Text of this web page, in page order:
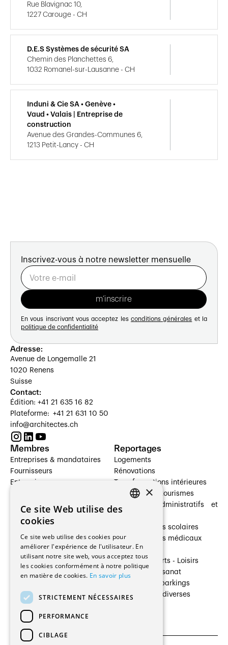
Rue Blavignac 10,
1227 Carouge - CH
D.E.S Systèmes de sécurité SA
Chemin des Planchettes 6,
1032 Romanel-sur-Lausanne - CH
Induni & Cie SA • Genève •
Vaud • Valais | Entreprise de
construction
Avenue des Grandes-Communes 6,
1213 Petit-Lancy - CH
Inscrivez-vous à notre newsletter mensuelle
En vous inscrivant vous acceptez les conditions générales et la
politique de confidentialité
Adresse:
Avenue de Longemalle 21
1020 Renens
Suisse
Contact:
Édition: +41 21 635 16 82
Plateforme: +41 21 631 10 50
info@architectes.ch
Membres
Entreprises & mandataires
Fournisseurs
Entreprises
Architectes paysagistes
Architectes d'intérieur
Entreprises générales
Ingénieurs et mandataires
Fabricants / Fournisseurs
Régies immobilières
Gestion PPE
Reportages
Logements
Rénovations
Transformations intérieures
Hôtelleries et tourismes
Bâtiments administratifs et
Établissements scolaires
Établissements médicaux
Villas
Cultures - Sports - Loisirs
Industrie - Artisanat
Transports et parkings
Constructions diverses
×
Ce site Web utilise des
cookies
Ce site web utilise des cookies pour
améliorer l'expérience de l'utilisateur. En
utilisant notre site web, vous acceptez tous
les cookies conformément à notre politique
en matière de cookies. En savoir plus
STRICTEMENT NÉCESSAIRES
PERFORMANCE
CIBLAGE